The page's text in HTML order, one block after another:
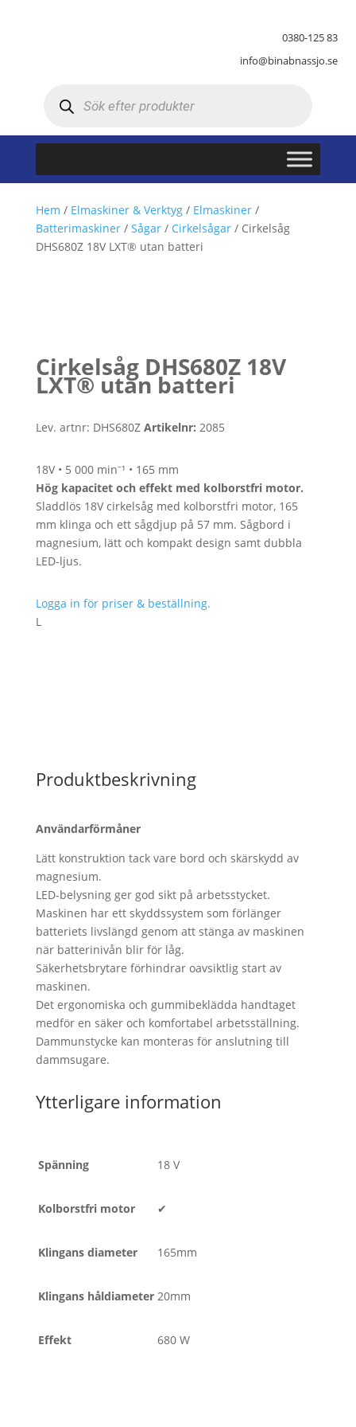
0380-125 83
info@binabnassjo.se
Hem / Elmaskiner & Verktyg/ Elmaskiner/
Batterimaskiner/ Sågar/ Cirkelsågar/ Cirkelsåg
DHS680Z 18V LXT® utan batteri
Cirkelsåg DHS680Z 18V
LXT® utan batteri
Lev. artnr: DHS680Z Artikelnr: 2085
18V • 5 000 min⁻¹ • 165 mm
Hög kapacitet och effekt med kolborstfri motor.
Sladdlös 18V cirkelsåg med kolborstfri motor, 165
mm klinga och ett sågdjup på 57 mm. Sågbord i
magnesium, lätt och kompakt design samt dubbla
LED-ljus.
Logga in för priser & beställning.
L
Produktbeskrivning
Användarförmåner
Lätt konstruktion tack vare bord och skärskydd av
magnesium.
LED-belysning ger god sikt på arbetsstycket.
Maskinen har ett skyddssystem som förlänger
batteriets livslängd genom att stänga av maskinen
när batterinivån blir för låg.
Säkerhetsbrytare förhindrar oavsiktlig start av
maskinen.
Det ergonomiska och gummibeklädda handtaget
medför en säker och komfortabel arbetsställning.
Dammunstycke kan monteras för anslutning till
dammsugare.
Ytterligare information
Spänning 18 V
Kolborstfri motor ✔
Klingans diameter 165mm
Klingans håldiameter 20mm
Effekt 680 W